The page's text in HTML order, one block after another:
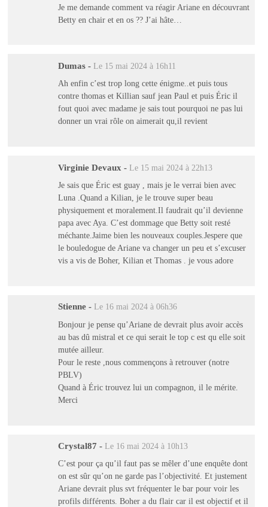
Je me demande comment va réagir Ariane en découvrant
Betty en chair et en os ?? J’ai hâte…
Dumas - Le 15 mai 2024 à 16h11
Ah enfin c’est trop long cette énigme..et puis tous
contre thomas et Killian sauf jean Paul et puis Éric il
fout quoi avec madame je sais tout pourquoi ne pas lui
donner un vrai rôle on aimerait qu,il revient
Virginie Devaux - Le 15 mai 2024 à 22h13
Je sais que Éric est guay , mais je le verrai bien avec
Luna .Quand a Kilian, je le trouve super beau
physiquement et moralement.Il faudrait qu’il devienne
papa avec Aya. C’est dommage que Betty soit resté
méchante.Jaime bien les nouveaux couples.Jespere que
le bouledogue de Ariane va changer un peu et s’excuser
vis a vis de Boher, Kilian et Thomas . je vous adore
Stienne - Le 16 mai 2024 à 06h36
Bonjour je pense qu’Ariane de devrait plus avoir accès
au bas dû mistral et ce qui serait le top c est qu elle soit
mutée ailleur.
Pour le reste ,nous commençons à retrouver (notre
PBLV)
Quand à Éric trouvez lui un compagnon, il le mérite.
Merci
Crystal87 - Le 16 mai 2024 à 10h13
C’est pour ça qu’il faut pas se mêler d’une enquête dont
on est sûr qu’on ne garde pas l’objectivité. Et justement
Ariane devrait plus svt fréquenter le bar pour voir les
profils différents. Boher a du flair car il est objectif et il